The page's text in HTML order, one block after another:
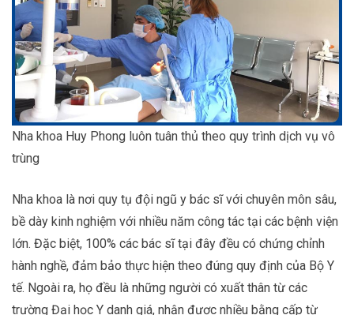
Nha khoa Huy Phong luôn tuân thủ theo quy trình dịch vụ vô
trùng
Nha khoa là nơi quy tụ đội ngũ y bác sĩ với chuyên môn sâu,
bề dày kinh nghiệm với nhiều năm công tác tại các bệnh viện
lớn. Đặc biệt, 100% các bác sĩ tại đây đều có chứng chỉnh
hành nghề, đảm bảo thực hiện theo đúng quy định của Bộ Y
tế. Ngoài ra, họ đều là những người có xuất thân từ các
trường Đại học Y danh giá, nhận được nhiều bằng cấp từ